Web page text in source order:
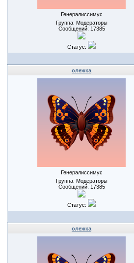
Генералиссимус
Группа: Модераторы
Сообщений: 17385
Статус:
олежка
Генералиссимус
Группа: Модераторы
Сообщений: 17385
Статус:
олежка